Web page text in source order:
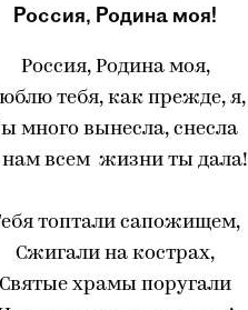
Россия, Родина моя!
Россия, Родина моя,
тебя, как прежде, я,
много вынесла, снесла
всем жизни ты дала!
топтали сапожищем,
Сжигали на кострах,
Святые храмы поругали